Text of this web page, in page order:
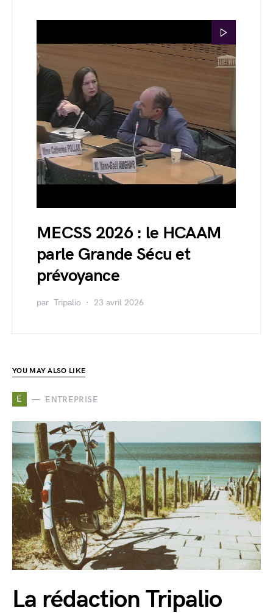
MECSS 2026 : le HCAAM
parle Grande Sécu et
prévoyance
par Tripalio 23 avril 2026
YOU MAY ALSO LIKE
E ENTREPRISE
La rédaction Tripalio